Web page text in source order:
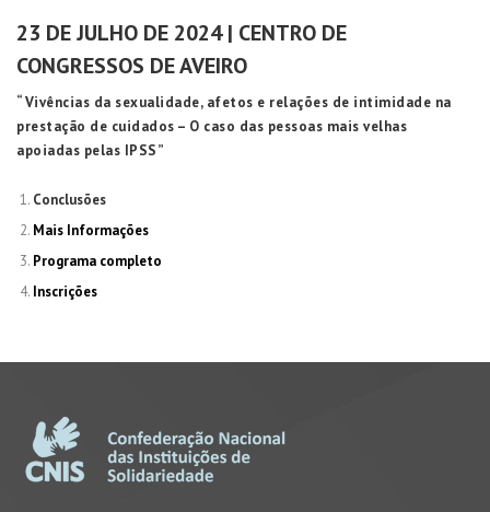
23 DE JULHO DE 2024 | CENTRO DE
CONGRESSOS DE AVEIRO
“Vivências da sexualidade, afetos e relações de intimidade na
prestação de cuidados – O caso das pessoas mais velhas
apoiadas pelas IPSS”
Conclusões
Mais Informações
Programa completo
Inscrições